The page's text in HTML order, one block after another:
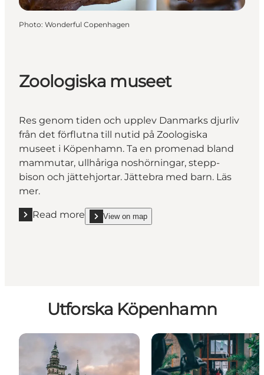
Photo: Wonderful Copenhagen
Zoologiska museet
Res genom tiden och upplev Danmarks djurliv
från det förflutna till nutid på Zoologiska
museet i Köpenhamn. Ta en promenad bland
mammutar, ullhåriga noshörningar, stepp-
bison och jättehjortar. Jättebra med barn. Läs
mer.
Read more
Read more "Zoologiska museet"
View on map
show Zoologiska museet on_map
Utforska Köpenhamn